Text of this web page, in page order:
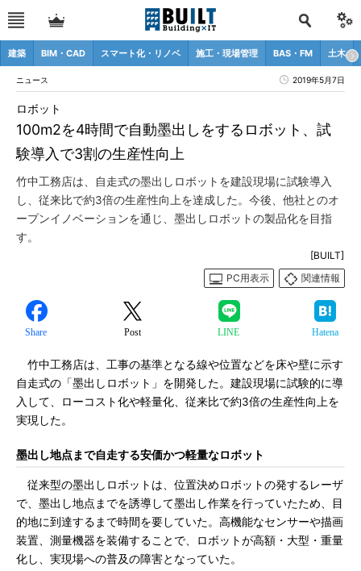
建築 BIM・CAD スマート化・リノベ 施工・現場管理 BAS・FM 土木
ニュース 2019年5月7日
100m2を4時間で自動墨出しをするロボット、試
験導入で3割の生産性向上
ロボット
竹中工務店は、自走式の墨出しロボットを建設現場に試験導入
し、従来比で約3倍の生産性向上を達成した。今後、他社とのオ
ープンイノベーションを通じ、墨出しロボットの製品化を目指
す。
[BUILT]
PC用表示
関連情報
Share Post LINE Hatena
竹中工務店は、工事の基準となる線や位置などを床や壁に示す
自走式の「墨出しロボット」を開発した。建設現場に試験的に導
入して、ローコスト化や軽量化、従来比で約3倍の生産性向上を
実現した。
墨出し地点まで自走する安価かつ軽量なロボット
従来型の墨出しロボットは、位置決めロボットの発するレーザ
で、墨出し地点までを誘導して墨出し作業を行っていたため、目
的地に到達するまで時間を要していた。高機能なセンサーや描画
装置、測量機器を装備することで、ロボットが高額・大型・重量
化し、実現場への普及の障害となっていた。